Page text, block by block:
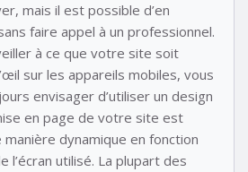
mais il est possible d’en
faire appel à un professionnel.
à ce que votre site soit
sur les appareils mobiles, vous
envisager d’utiliser un design
en page de votre site est
dynamique en fonction
l’écran utilisé. La plupart des